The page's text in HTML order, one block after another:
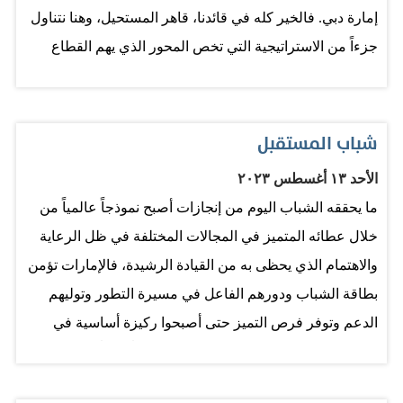
بالذات الشباب، فلابد…
الخوري، صقر المري، وغيرهم، حيث حلت إذاعة دبي محل
إذاعة «صوت الساحل» التي توقفت عن البث وكان مقر البث
وخلال هذه الفترة كانت الإذاعة نشطة في نقل الأحداث
الرياضية بالأخص كرة القدم، فقد نقلت الكثير من المناسبات
الكروية المهمة التي شهدتها البلاد من أبرزها لقاء سانتوس
البرازيلي بقيادة بيليه أمام النصر عام…
إمارة دبي. فالخير كله في قائدنا، قاهر المستحيل، وهنا نتناول
جزءاً من الاستراتيجية التي تخص المحور الذي يهم القطاع
ومسيرتها نحو البناء والتنمية. فالحدث الأبرز الذي نعيشه
وفرق إلى لؤلؤة الخليج ودانة الدنيا، لا يدع مجالاً للشك أن بلادنا
تتمتع بالخير من كل النواحي، ويتطلب الأمر استثماره عبر
الأجواء التفاؤلية التي تأتي في إطار الاهتمام والمتابعة الدائمة
التي توليها القيادة الرشيدة لهذا القطاع من منطلق أهمية دوره
في حياة الشعوب. وجاءت المحاور والاستراتيجية التي حددها
«فارس العرب» بعد دراسة عميقة، نظراً لحرص سموه
شباب المستقبل
الأحد ١٣ أغسطس ٢٠٢٣
ما يحققه الشباب اليوم من إنجازات أصبح نموذجاً عالمياً من
خلال عطائه المتميز في المجالات المختلفة في ظل الرعاية
والاهتمام الذي يحظى به من القيادة الرشيدة، فالإمارات تؤمن
بطاقة الشباب ودورهم الفاعل في مسيرة التطور وتوليهم
الدعم وتوفر فرص التميز حتى أصبحوا ركيزة أساسية في